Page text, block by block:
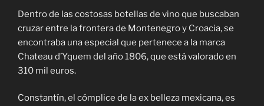
Dentro de las costosas botellas de vino que buscaban
cruzar entre la frontera de Montenegro y Croacia, se
encontraba una especial que pertenece a la marca
Chateau d’Yquem del año 1806, que está valorado en
310 mil euros.
Constantín, el cómplice de la ex belleza mexicana, es